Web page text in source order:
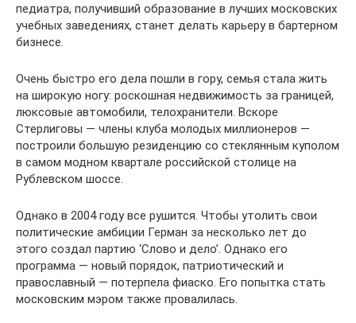
педиатра, получивший образование в лучших московских
учебных заведениях, станет делать карьеру в бартерном
бизнесе.
Очень быстро его дела пошли в гору, семья стала жить
на широкую ногу: роскошная недвижимость за границей,
люксовые автомобили, телохранители. Вскоре
Стерлиговы — члены клуба молодых миллионеров —
построили большую резиденцию со стеклянным куполом
в самом модном квартале российской столице на
Рублевском шоссе.
Однако в 2004 году все рушится. Чтобы утолить свои
политические амбиции Герман за несколько лет до
этого создал партию ‘Слово и дело’. Однако его
программа — новый порядок, патриотический и
православный — потерпела фиаско. Его попытка стать
московским мэром также провалилась.